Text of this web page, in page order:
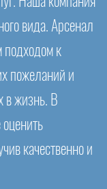
вида. Арсенал
подходом к
пожеланий и
в жизнь. В
качественно и